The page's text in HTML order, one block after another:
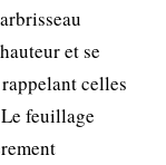
et se
celles
feuillage